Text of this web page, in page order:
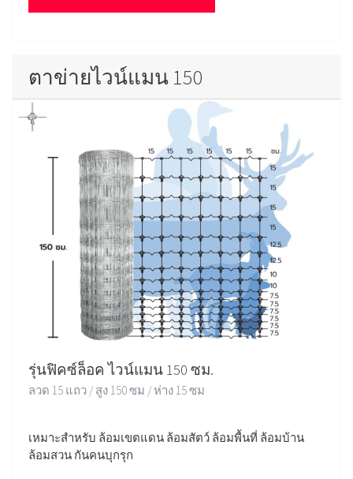
ตาข่ายไวน์แมน 150
รุ่นฟิคซ์ล็อค ไวน์แมน 150 ซม.
ลวด 15 แถว / สูง 150 ซม / ห่าง 15 ซม
เหมาะสำหรับ ล้อมเขตแดน ล้อมสัตว์ ล้อมพื้นที่ ล้อมบ้าน
ล้อมสวน กันคนบุกรุก